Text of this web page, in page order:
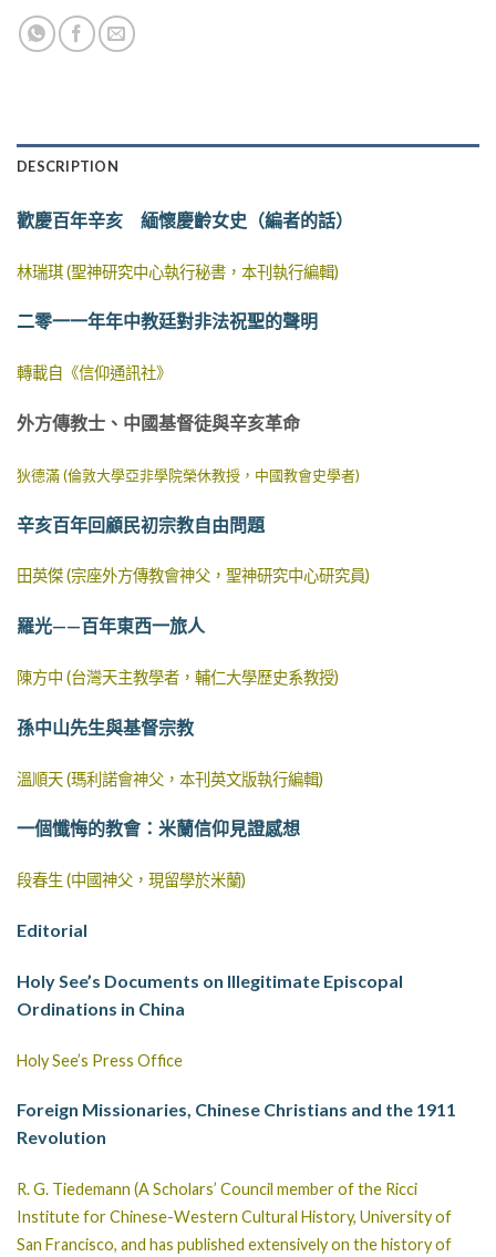
DESCRIPTION
歡慶百年辛亥 緬懷慶齡女史（編者的話）
林瑞琪 (聖神研究中心執行秘書，本刊執行編輯)
二零一一年年中教廷對非法祝聖的聲明
轉載自《信仰通訊社》
外方傳教士、中國基督徒與辛亥革命
狄德滿 (倫敦大學亞非學院榮休教授，中國教會史學者)
辛亥百年回顧民初宗教自由問題
田英傑 (宗座外方傳教會神父，聖神研究中心研究員)
羅光——百年東西一旅人
陳方中 (台灣天主教學者，輔仁大學歷史系教授)
孫中山先生與基督宗教
溫順天 (瑪利諾會神父，本刊英文版執行編輯)
一個懺悔的教會：米蘭信仰見證感想
段春生 (中國神父，現留學於米蘭)
Editorial
Holy See’s Documents on Illegitimate Episcopal
Ordinations in China
Holy See’s Press Office
Foreign Missionaries, Chinese Christians and the 1911
Revolution
R. G. Tiedemann (A Scholars’ Council member of the Ricci
Institute for Chinese-Western Cultural History, University of
San Francisco, and has published extensively on the history of